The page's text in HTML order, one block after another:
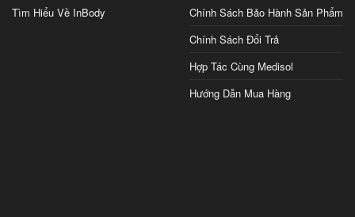
Tìm Hiểu Về InBody
Chính Sách Bảo Hành Sản Phẩm
Chính Sách Đổi Trả
Hợp Tác Cùng Medisol
Hướng Dẫn Mua Hàng